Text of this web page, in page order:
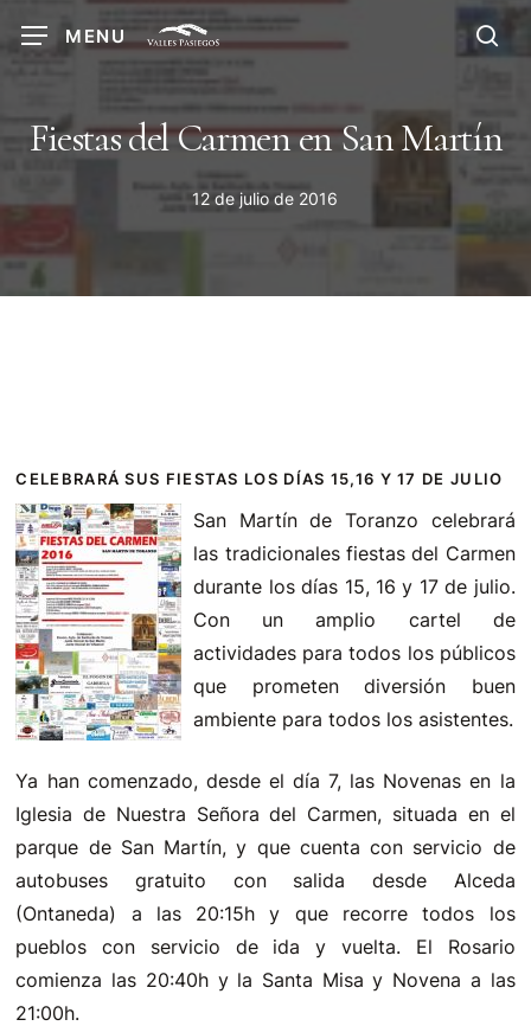
content
MENU
Fiestas del Carmen en San Martín
12 de julio de 2016
CELEBRARÁ SUS FIESTAS LOS DÍAS 15,16 Y 17 DE JULIO
San Martín de Toranzo celebrará
las tradicionales fiestas del Carmen
durante los días 15, 16 y 17 de julio.
Con un amplio cartel de
actividades para todos los públicos
que prometen diversión buen
ambiente para todos los asistentes.
Ya han comenzado, desde el día 7, las Novenas en la
Iglesia de Nuestra Señora del Carmen, situada en el
parque de San Martín, y que cuenta con servicio de
autobuses gratuito con salida desde Alceda
(Ontaneda) a las 20:15h y que recorre todos los
pueblos con servicio de ida y vuelta. El Rosario
comienza las 20:40h y la Santa Misa y Novena a las
21:00h.